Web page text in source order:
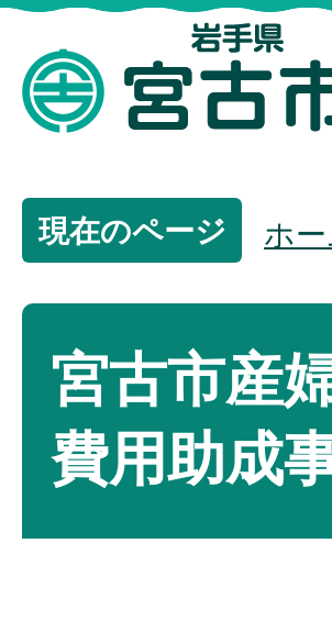
現在のページ ホ
宮古市産
費用助成